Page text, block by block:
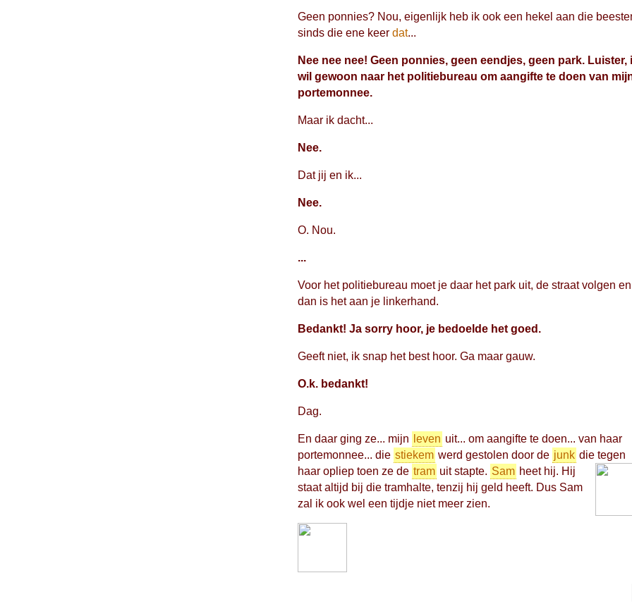
Geen ponnies? Nou, eigenlijk heb ik ook een hekel aan die
sinds die ene keer dat...
Nee nee nee! Geen ponnies, geen eendjes, geen park. Luister,
wil gewoon naar het politiebureau om aangifte te doen van
portemonnee.
Maar ik dacht...
Nee.
Dat jij en ik...
Nee.
O. Nou.
...
Voor het politiebureau moet je daar het park uit, de straat volgen en
dan is het aan je linkerhand.
Bedankt! Ja sorry hoor, je bedoelde het goed.
Geeft niet, ik snap het best hoor. Ga maar gauw.
O.k. bedankt!
Dag.
En daar ging ze... mijn leven uit... om aangifte te doen... van haar
portemonnee... die stiekem werd gestolen door de junk die tegen
haar opliep toen ze de tram uit stapte. Sam heet hij. Hij
staat altijd bij die tramhalte, tenzij hij geld heeft. Dus Sam
zal ik ook wel een tijdje niet meer zien.